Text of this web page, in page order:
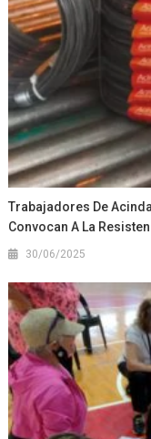
Trabajadores De
Convocan A La
30/06/2025